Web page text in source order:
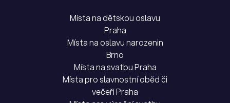
Místa na dětskou oslavu
Praha
Místa na oslavu narozenin
Brno
Místa na svatbu Praha
Místa pro slavnostní oběd či
večeři Praha